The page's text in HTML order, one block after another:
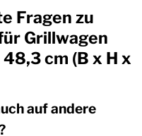
Fragen zu
Grillwagen
cm (B x H x
auf andere